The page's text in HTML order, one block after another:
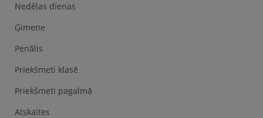
Nedēļas dienas
Ģimene
Penālis
Priekšmeti klasē
Priekšmeti pagalmā
Atskaites